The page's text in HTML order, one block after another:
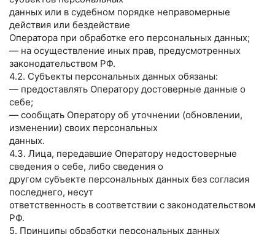
данных или в судебном порядке неправомерные
действия или бездействие
Оператора при обработке его персональных данных;
— на осуществление иных прав, предусмотренных
законодательством РФ.
4.2. Субъекты персональных данных обязаны:
— предоставлять Оператору достоверные данные о
себе;
— сообщать Оператору об уточнении (обновлении,
изменении) своих персональных
данных.
4.3. Лица, передавшие Оператору недостоверные
сведения о себе, либо сведения о
другом субъекте персональных данных без согласия
последнего, несут
ответственность в соответствии с законодательством
РФ.
5. Принципы обработки персональных данных